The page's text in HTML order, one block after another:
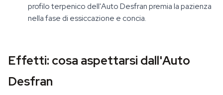
profilo terpenico dell'Auto Desfran premia la pazienza
nella fase di essiccazione e concia.
Effetti: cosa aspettarsi dall'Auto
Desfran